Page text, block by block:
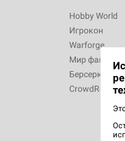
Hobby World
Игрокон
Warforge
Мир
Берсерк